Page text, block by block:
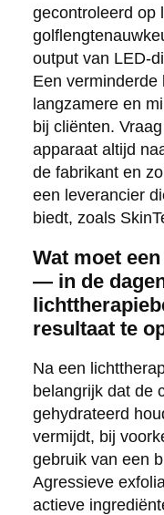
gecontroleerd op
output van LED-
Een verminderde
langzamere en
bij cliënten.
apparaat altijd
de fabrikant en
een leverancier
biedt, zoals
Wat moet
— in de
resultaat te
Na een
belangrijk dat de
gehydrateerd
vermijdt, bij
gebruik van een
Agressieve
actieve